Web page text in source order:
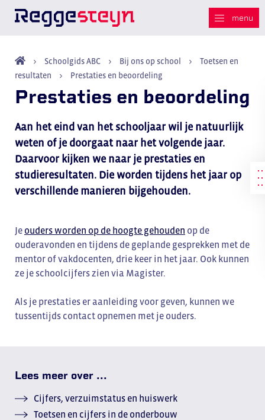
Schoolgids ABC Bij ons op school
Toetsen en
resultaten
Prestaties en beoordeling
Prestaties en beoordeling
Aan het eind van het schooljaar wil je natuurlijk
weten of je doorgaat naar het volgende jaar.
Daarvoor kijken we naar je prestaties en
studieresultaten. Die worden tijdens het jaar op
verschillende manieren bijgehouden.
Je ouders worden op de hoogte gehouden op de
ouderavonden en tijdens de geplande gesprekken met de
mentor of vakdocenten, drie keer in het jaar. Ook kunnen
ze je schoolcijfers zien via Magister.
Als je prestaties er aanleiding voor geven, kunnen we
tussentijds contact opnemen met je ouders.
Lees meer over ...
Cijfers, verzuimstatus en huiswerk
Toetsen en cijfers in de onderbouw